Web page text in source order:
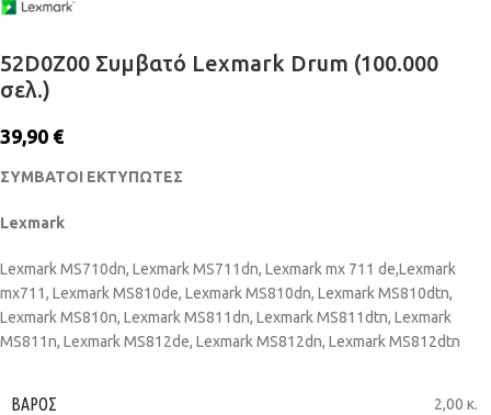
52D0Z00 Συμβατό Lexmark Drum (100.000
σελ.)
39,90 €
ΣΥΜΒΑΤΟΙ ΕΚΤΥΠΩΤΕΣ
Lexmark
Lexmark MS710dn, Lexmark MS711dn, Lexmark mx 711 de,Lexmark
mx711, Lexmark MS810de, Lexmark MS810dn, Lexmark MS810dtn,
Lexmark MS810n, Lexmark MS811dn, Lexmark MS811dtn, Lexmark
MS811n, Lexmark MS812de, Lexmark MS812dn, Lexmark MS812dtn
ΒΆΡΟΣ 2,00 κ.